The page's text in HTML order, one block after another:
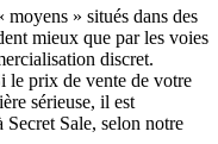
» situés dans des
mieux que par les voies
discret.
le prix de vente de votre
sérieuse, il est
Secret Sale, selon notre